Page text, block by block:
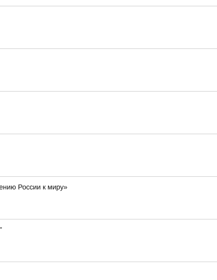
России к миру»